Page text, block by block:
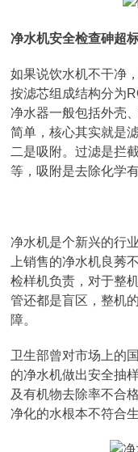
净水机安全检查砷超
如果说饮水机不干净
按滤芯组成结构分为
净水器一般包括外壳
简单，核心其实就是
二是吸附。过滤是拦
等，吸附是去除化学
净水机是个新兴的行
上销售的净水机良莠
检样机负责，对于整
管还都是盲区，整机
障。
卫生部曾对市场上的
的净水机做出安全抽
及有机物去除率不合
净化的水根本不符合